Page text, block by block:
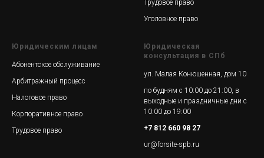
Трудовое право
Уголовное право
Юридическим лицам
Абонентское обслуживание
Арбитражный процесс
Налоговое право
Корпоративное право
Трудовое право
Юридическая
консультация в СПб
ул. Малая Конюшенная, дом 10
по будням с 10:00 до 21:00, в
выходные и праздничные дни с
10:00 до 19:00
+7 812 660 98 27
ur@forsite-spb.ru